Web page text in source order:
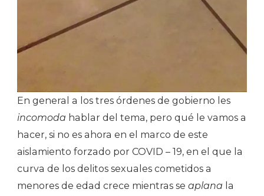
En general a los tres órdenes de gobierno les
incomoda hablar del tema, pero qué le vamos a
hacer, si no es ahora en el marco de este
aislamiento forzado por COVID – 19, en el que la
curva de los delitos sexuales cometidos a
menores de edad crece mientras se aplana la